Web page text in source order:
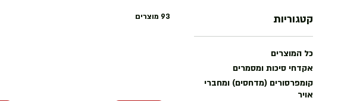
קטגוריות
כל המוצרים
אקדחי סיכות ומסמרים
קומפרסורים (מדחסים) ומחברי
אויר
93 מוצרים